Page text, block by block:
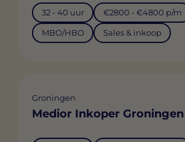
32 - 40 uur €2800 - €4800 p/m
MBO/HBO Sales & inkoop
Groningen
Medior Inkoper Groningen